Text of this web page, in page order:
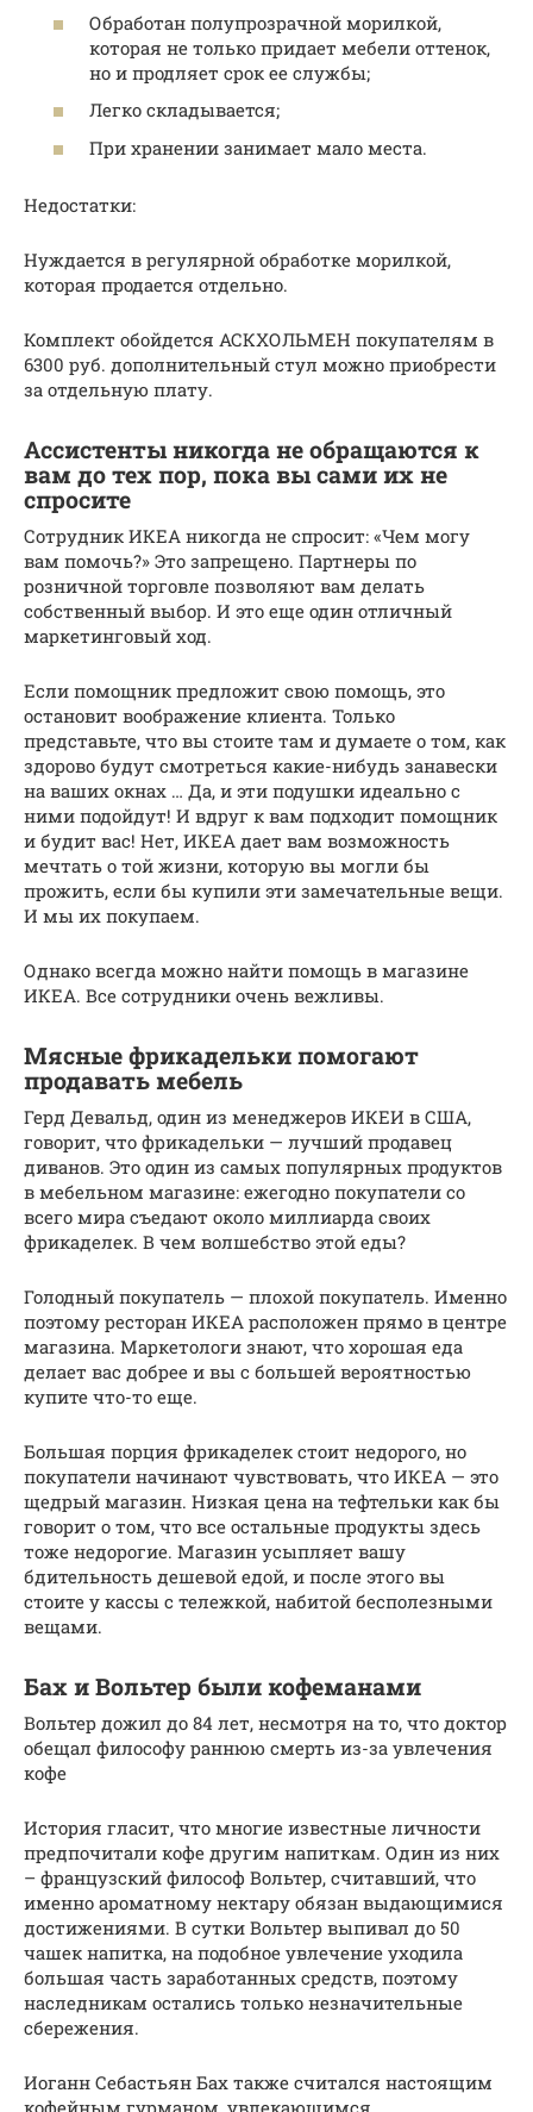
Обработан полупрозрачной морилкой,
которая не только придает мебели оттенок,
но и продляет срок ее службы;
Легко складывается;
При хранении занимает мало места.
Недостатки:
Нуждается в регулярной обработке морилкой,
которая продается отдельно.
Комплект обойдется АСКХОЛЬМЕН покупателям в
6300 руб. дополнительный стул можно приобрести
за отдельную плату.
Ассистенты никогда не обращаются к
вам до тех пор, пока вы сами их не
спросите
Сотрудник ИКЕА никогда не спросит: «Чем могу
вам помочь?» Это запрещено. Партнеры по
розничной торговле позволяют вам делать
собственный выбор. И это еще один отличный
маркетинговый ход.
Если помощник предложит свою помощь, это
остановит воображение клиента. Только
представьте, что вы стоите там и думаете о том, как
здорово будут смотреться какие-нибудь занавески
на ваших окнах … Да, и эти подушки идеально с
ними подойдут! И вдруг к вам подходит помощник
и будит вас! Нет, ИКЕА дает вам возможность
мечтать о той жизни, которую вы могли бы
прожить, если бы купили эти замечательные вещи.
И мы их покупаем.
Однако всегда можно найти помощь в магазине
ИКЕА. Все сотрудники очень вежливы.
Мясные фрикадельки помогают
продавать мебель
Герд Девальд, один из менеджеров ИКЕИ в США,
говорит, что фрикадельки — лучший продавец
диванов. Это один из самых популярных продуктов
в мебельном магазине: ежегодно покупатели со
всего мира съедают около миллиарда своих
фрикаделек. В чем волшебство этой еды?
Голодный покупатель — плохой покупатель. Именно
поэтому ресторан ИКЕА расположен прямо в центре
магазина. Маркетологи знают, что хорошая еда
делает вас добрее и вы с большей вероятностью
купите что-то еще.
Большая порция фрикаделек стоит недорого, но
покупатели начинают чувствовать, что ИКЕА — это
щедрый магазин. Низкая цена на тефтельки как бы
говорит о том, что все остальные продукты здесь
тоже недорогие. Магазин усыпляет вашу
бдительность дешевой едой, и после этого вы
стоите у кассы с тележкой, набитой бесполезными
вещами.
Бах и Вольтер были кофеманами
Вольтер дожил до 84 лет, несмотря на то, что доктор
обещал философу раннюю смерть из-за увлечения
кофе
История гласит, что многие известные личности
предпочитали кофе другим напиткам. Один из них
– французский философ Вольтер, считавший, что
именно ароматному нектару обязан выдающимися
достижениями. В сутки Вольтер выпивал до 50
чашек напитка, на подобное увлечение уходила
большая часть заработанных средств, поэтому
наследникам остались только незначительные
сбережения.
Иоганн Себастьян Бах также считался настоящим
кофейным гурманом, увлекающимся